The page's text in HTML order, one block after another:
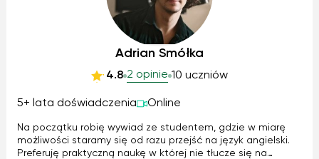
Adrian Smółka
4.8 2 opinie 10 uczniów
5+ lata doświadczenia Online
Na początku robię wywiad ze studentem, gdzie w miarę
możliwości staramy się od razu przejść na język angielski.
Preferuję praktyczną naukę w której nie tłucze się na